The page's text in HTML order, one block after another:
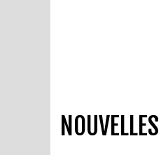
NOUVELLES